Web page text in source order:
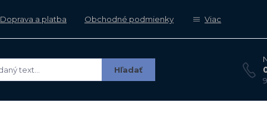
Doprava a platba Obchodné podmienky Viac
Hľadať